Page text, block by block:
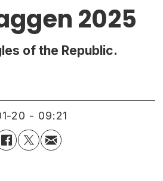
2025
of the Republic.
20 - 09:21